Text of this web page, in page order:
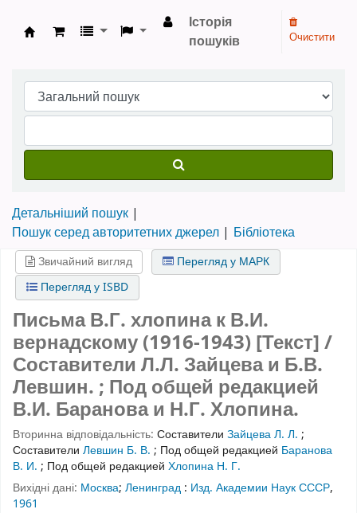
Бібліотека НТШ › Електронний каталог
Історія
пошуків
Очистити
Детальніший пошук
Пошук серед авторитетних джерел
Бібліотека
Звичайний вигляд
Перегляд у МАРК
Перегляд у ISBD
Письма В.Г. хлопина к В.И.
вернадскому (1916-1943) [Текст] /
Составители Л.Л. Зайцева и Б.В.
Левшин. ; Под общей редакцией
В.И. Баранова и Н.Г. Хлопина.
Вторинна відповідальність: Составители Зайцева Л. Л. ;
Составители Левшин Б. В. ; Под общей редакцией Баранова
В. И. ; Под общей редакцией Хлопина Н. Г.
Вихідні дані: Москва; Ленинград : Изд. Академии Наук СССР,
1961